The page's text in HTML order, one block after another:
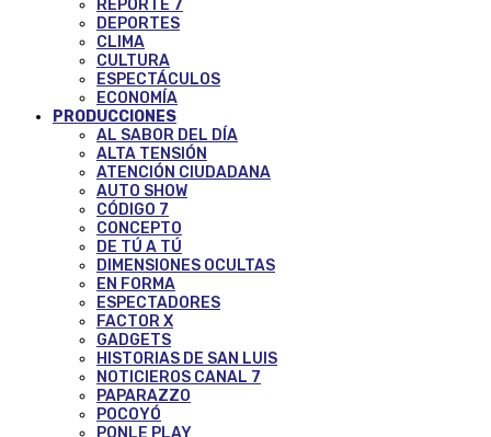
REPORTE 7
DEPORTES
CLIMA
CULTURA
ESPECTÁCULOS
ECONOMÍA
PRODUCCIONES
AL SABOR DEL DÍA
ALTA TENSIÓN
ATENCIÓN CIUDADANA
AUTO SHOW
CÓDIGO 7
CONCEPTO
DE TÚ A TÚ
DIMENSIONES OCULTAS
EN FORMA
ESPECTADORES
FACTOR X
GADGETS
HISTORIAS DE SAN LUIS
NOTICIEROS CANAL 7
PAPARAZZO
POCOYÓ
PONLE PLAY